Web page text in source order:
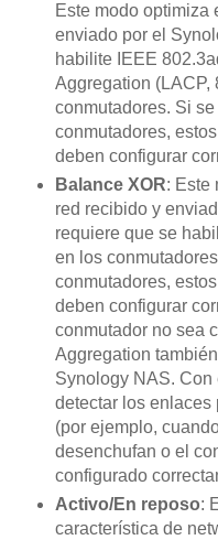
Este modo optimiza
enviado por el
habilite IEEE
Aggregation (LACP,
conmutadores. Si
conmutadores,
deben configurar
Balance XOR: Este
red recibido y
requiere que se
en los
conmutadores,
deben configurar
conmutador no sea
Aggregation
Synology NAS. Con
detectar los enlaces
(por ejemplo,
desenchufan o el
configurado
Activo/En reposo:
característica de